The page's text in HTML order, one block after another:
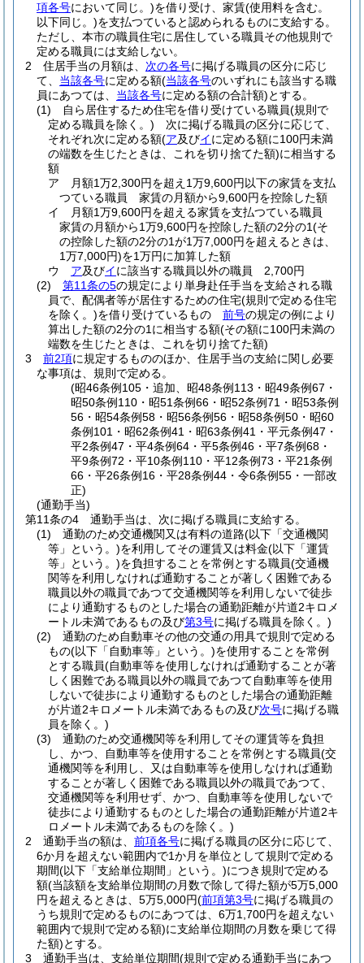
項各号において同じ。)を借り受け、家賃(使用料を含む。
以下同じ。)を支払つていると認められるものに支給する。
ただし、本市の職員住宅に居住している職員その他規則で
定める職員には支給しない。
2
住居手当の月額は、 次の各号に掲げる職員の区分に応じ
て、 当該各号に定める額(当該各号のいずれにも該当する職
員にあつては、 当該各号に定める額の合計額)とする。
(1)
自ら居住するため住宅を借り受けている職員(規則で
定める職員を除く。) 次に掲げる職員の区分に応じて、
それぞれ次に定める額(ア及びイに定める額に100円未満
の端数を生じたときは、これを切り捨てた額)に相当する
額
ア
月額1万2,300円を超え1万9,600円以下の家賃を支払
つている職員 家賃の月額から9,600円を控除した額
イ
月額1万9,600円を超える家賃を支払つている職員
家賃の月額から1万9,600円を控除した額の2分の1(そ
の控除した額の2分の1が1万7,000円を超えるときは、
1万7,000円)を1万円に加算した額
ウ
ア及びイに該当する職員以外の職員 2,700円
(2)
第11条の5の規定により単身赴任手当を支給される職
員で、配偶者等が居住するための住宅(規則で定める住宅
を除く。)を借り受けているもの 前号の規定の例により
算出した額の2分の1に相当する額(その額に100円未満の
端数を生じたときは、これを切り捨てた額)
3
前2項に規定するもののほか、住居手当の支給に関し必要
な事項は、規則で定める。
(昭46条例105・追加、昭48条例113・昭49条例67・
昭50条例110・昭51条例66・昭52条例71・昭53条例
56・昭54条例58・昭56条例56・昭58条例50・昭60
条例101・昭62条例41・昭63条例41・平元条例47・
平2条例47・平4条例64・平5条例46・平7条例68・
平9条例72・平10条例110・平12条例73・平21条例
66・平26条例16・平28条例44・令6条例55・一部改
正)
(通勤手当)
第11条の4
通勤手当は、次に掲げる職員に支給する。
(1)
通勤のため交通機関又は有料の道路(以下「交通機関
等」という。)を利用してその運賃又は料金(以下「運賃
等」という。)を負担することを常例とする職員(交通機
関等を利用しなければ通勤することが著しく困難である
職員以外の職員であつて交通機関等を利用しないで徒歩
により通勤するものとした場合の通勤距離が片道2キロメ
ートル未満であるもの及び第3号に掲げる職員を除く。)
(2)
通勤のため自動車その他の交通の用具で規則で定める
もの(以下「自動車等」という。)を使用することを常例
とする職員(自動車等を使用しなければ通勤することが著
しく困難である職員以外の職員であつて自動車等を使用
しないで徒歩により通勤するものとした場合の通勤距離
が片道2キロメートル未満であるもの及び次号に掲げる職
員を除く。)
(3)
通勤のため交通機関等を利用してその運賃等を負担
し、かつ、自動車等を使用することを常例とする職員(交
通機関等を利用し、又は自動車等を使用しなければ通勤
することが著しく困難である職員以外の職員であつて、
交通機関等を利用せず、かつ、自動車等を使用しないで
徒歩により通勤するものとした場合の通勤距離が片道2キ
ロメートル未満であるものを除く。)
2
通勤手当の額は、 前項各号に掲げる職員の区分に応じて、
6か月を超えない範囲内で1か月を単位として規則で定める
期間(以下「支給単位期間」という。)につき規則で定める
額(当該額を支給単位期間の月数で除して得た額が5万5,000
円を超えるときは、5万5,000円(前項第3号に掲げる職員の
うち規則で定めるものにあつては、6万1,700円を超えない
範囲内で規則で定める額)に支給単位期間の月数を乗じて得
た額)とする。
3
通勤手当は、支給単位期間(規則で定める通勤手当にあつ